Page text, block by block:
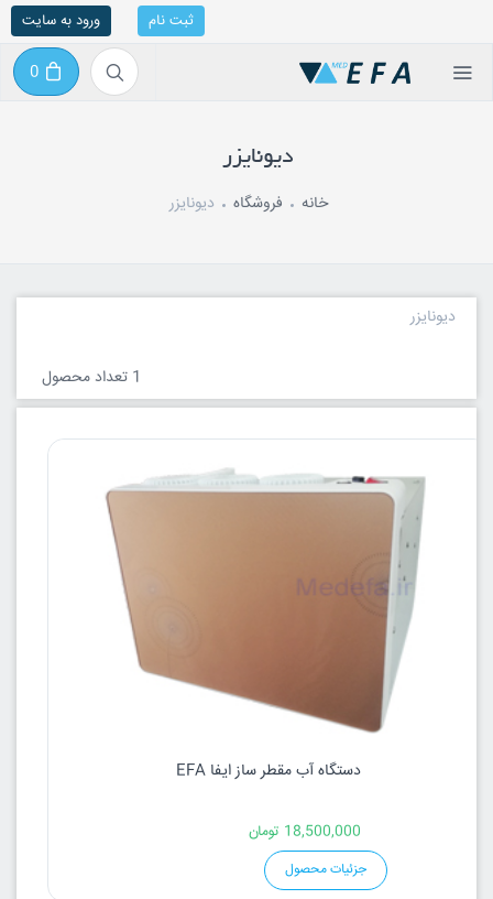
ثبت نام ورود به سایت
0
دیونایزر
خانه فروشگاه دیونایزر
دیونایزر
1 تعداد محصول
دستگاه آب مقطر ساز ایفا EFA
18,500,000 تومان
جزئیات محصول